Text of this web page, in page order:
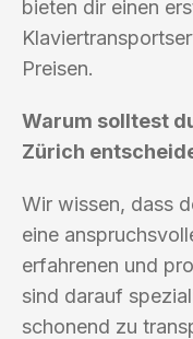
bieten dir einen
Preisen.
Warum solltest
Zürich
Wir wissen, dass
eine
erfahrenen und
sind darauf
schonend zu